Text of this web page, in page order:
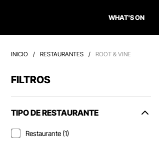
WHAT'S ON
INICIO / RESTAURANTES / ROOT & VINE
FILTROS
TIPO DE RESTAURANTE
Restaurante (1)